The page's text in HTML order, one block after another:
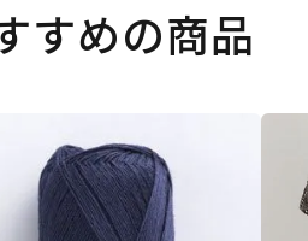
すめの商品